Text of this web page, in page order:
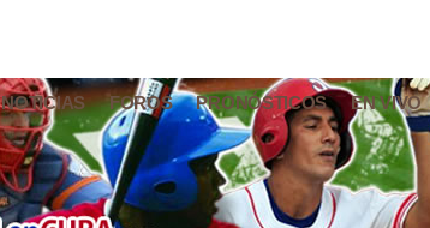
NOTICIAS FOROS PRONÓSTICOS EN VIVO